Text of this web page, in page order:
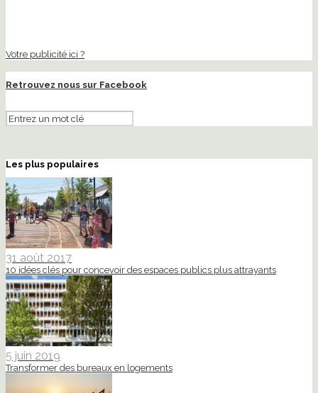
Votre publicité ici ?
Retrouvez nous sur Facebook
Les plus populaires
31 août 2017
10 idées clés pour concevoir des espaces publics plus attrayants
5 juin 2019
Transformer des bureaux en logements